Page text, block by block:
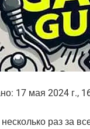
17 мая 2024 г.,
раз за